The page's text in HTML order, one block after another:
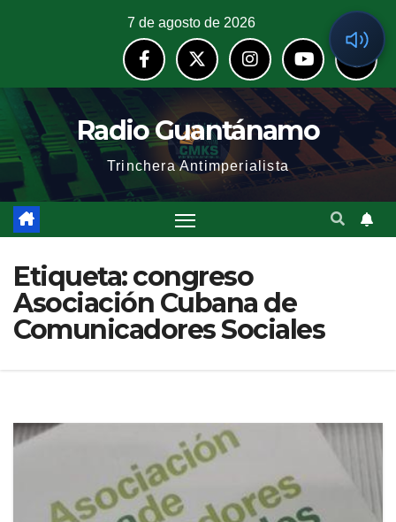
7 de agosto de 2026
Radio Guantánamo
Trinchera Antimperialista
Etiqueta:congreso
Asociación Cubana de
Comunicadores Sociales